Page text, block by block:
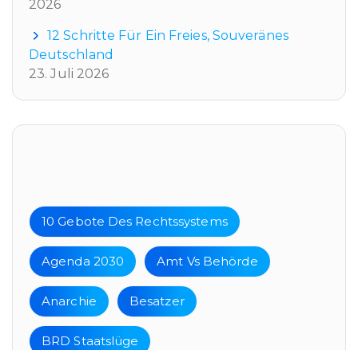
2026
12 Schritte Für Ein Freies, Souveränes
Deutschland
23. Juli 2026
10 Gebote Des Rechtssystems
Agenda 2030 Amt Vs Behörde
Anarchie Besatzer
BRD Staatslüge